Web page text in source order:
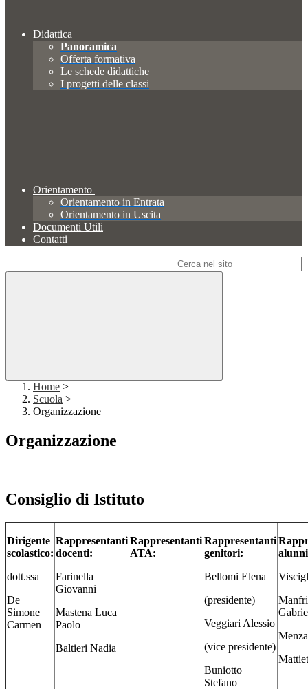
Didattica
Panoramica
Offerta formativa
Le schede didattiche
I progetti delle classi
Orientamento
Orientamento in Entrata
Orientamento in Uscita
Documenti Utili
Contatti
Home >
Scuola >
Organizzazione
Organizzazione
Consiglio di Istituto
Dirigente
scolastico:
dott.ssa
De
Simone
Carmen
Rappresentanti
docenti:
Farinella
Giovanni
Mastena Luca
Paolo
Baltieri Nadia
Rappresentanti
ATA:
Rappresentanti
genitori:
Bellomi Elena
(presidente)
Veggiari Alessio
(vice presidente)
Buniotto
Stefano